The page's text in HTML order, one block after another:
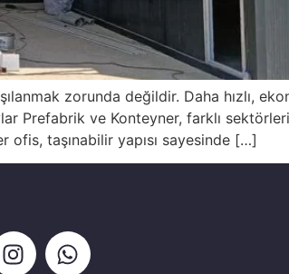
zorunda değildir. Daha hızlı,
Prefabrik ve Konteyner, farklı
ofis, taşınabilir yapısı sayesinde […]